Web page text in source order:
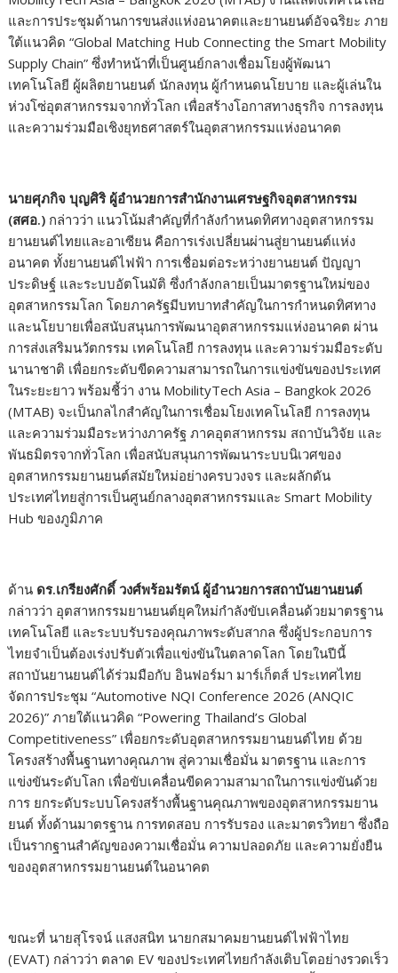
และการประชุมด้านการขนส่งแห่งอนาคตและยานยนต์อัจฉริยะ ภาย
ใต้แนวคิด “Global Matching Hub Connecting the Smart Mobility
Supply Chain” ซึ่งทำหน้าที่เป็นศูนย์กลางเชื่อมโยงผู้พัฒนา
เทคโนโลยี ผู้ผลิตยานยนต์ นักลงทุน ผู้กำหนดนโยบาย และผู้เล่นใน
ห่วงโซ่อุตสาหกรรมจากทั่วโลก เพื่อสร้างโอกาสทางธุรกิจ การลงทุน
และความร่วมมือเชิงยุทธศาสตร์ในอุตสาหกรรมแห่งอนาคต
นายศุภกิจ บุญศิริ ผู้อำนวยการสำนักงานเศรษฐกิจอุตสาหกรรม
(สศอ.) กล่าวว่า แนวโน้มสำคัญที่กำลังกำหนดทิศทางอุตสาหกรรม
ยานยนต์ไทยและอาเซียน คือการเร่งเปลี่ยนผ่านสู่ยานยนต์แห่ง
อนาคต ทั้งยานยนต์ไฟฟ้า การเชื่อมต่อระหว่างยานยนต์ ปัญญา
ประดิษฐ์ และระบบอัตโนมัติ ซึ่งกำลังกลายเป็นมาตรฐานใหม่ของ
อุตสาหกรรมโลก โดยภาครัฐมีบทบาทสำคัญในการกำหนดทิศทาง
และนโยบายเพื่อสนับสนุนการพัฒนาอุตสาหกรรมแห่งอนาคต ผ่าน
การส่งเสริมนวัตกรรม เทคโนโลยี การลงทุน และความร่วมมือระดับ
นานาชาติ เพื่อยกระดับขีดความสามารถในการแข่งขันของประเทศ
ในระยะยาว พร้อมชี้ว่า งาน MobilityTech Asia – Bangkok 2026
(MTAB) จะเป็นกลไกสำคัญในการเชื่อมโยงเทคโนโลยี การลงทุน
และความร่วมมือระหว่างภาครัฐ ภาคอุตสาหกรรม สถาบันวิจัย และ
พันธมิตรจากทั่วโลก เพื่อสนับสนุนการพัฒนาระบบนิเวศของ
อุตสาหกรรมยานยนต์สมัยใหม่อย่างครบวงจร และผลักดัน
ประเทศไทยสู่การเป็นศูนย์กลางอุตสาหกรรมและ Smart Mobility
Hub ของภูมิภาค
ด้าน ดร.เกรียงศักดิ์ วงศ์พร้อมรัตน์ ผู้อำนวยการสถาบันยานยนต์
กล่าวว่า อุตสาหกรรมยานยนต์ยุคใหม่กำลังขับเคลื่อนด้วยมาตรฐาน
เทคโนโลยี และระบบรับรองคุณภาพระดับสากล ซึ่งผู้ประกอบการ
ไทยจำเป็นต้องเร่งปรับตัวเพื่อแข่งขันในตลาดโลก โดยในปีนี้
สถาบันยานยนต์ได้ร่วมมือกับ อินฟอร์มา มาร์เก็ตส์ ประเทศไทย
จัดการประชุม “Automotive NQI Conference 2026 (ANQIC
2026)” ภายใต้แนวคิด “Powering Thailand’s Global
Competitiveness” เพื่อยกระดับอุตสาหกรรมยานยนต์ไทย ด้วย
โครงสร้างพื้นฐานทางคุณภาพ สู่ความเชื่อมั่น มาตรฐาน และการ
แข่งขันระดับโลก เพื่อขับเคลื่อนขีดความสามาถในการแข่งขันด้วย
การ ยกระดับระบบโครงสร้างพื้นฐานคุณภาพของอุตสาหกรรมยาน
ยนต์ ทั้งด้านมาตรฐาน การทดสอบ การรับรอง และมาตรวิทยา ซึ่งถือ
เป็นรากฐานสำคัญของความเชื่อมั่น ความปลอดภัย และความยั่งยืน
ของอุตสาหกรรมยานยนต์ในอนาคต
ขณะที่ นายสุโรจน์ แสงสนิท นายกสมาคมยานยนต์ไฟฟ้าไทย
(EVAT) กล่าวว่า ตลาด EV ของประเทศไทยกำลังเติบโตอย่างรวดเร็ว